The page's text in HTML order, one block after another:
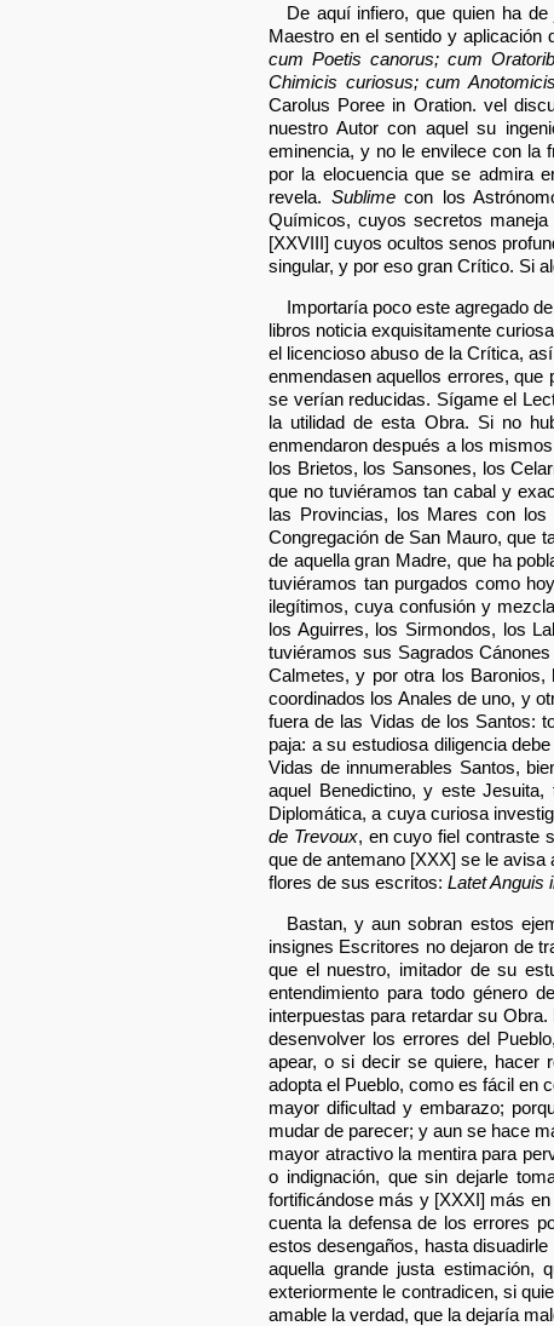
De aquí infiero, que quien ha
Maestro en el sentido y
cum Poetis canorus; cum
Chimicis curiosus; cum
Carolus Poree in Oration. vel
nuestro Autor con aquel su
eminencia, y no le envilece con la
por la elocuencia que se admira
revela. Sublimecon los
Químicos, cuyos secretos maneja
[XXVIII] cuyos ocultos senos
singular, y por eso gran Crítico. Si
Importaría poco este agregado
libros noticia exquisitamente
el licencioso abuso de la Crítica,
enmendasen aquellos errores,
se verían reducidas. Sígame el
la utilidad de esta Obra. Si no
enmendaron después a los
los Brietos, los Sansones, los
que no tuviéramos tan cabal y
las Provincias, los Mares con
Congregación de San Mauro, que
de aquella gran Madre, que ha
tuviéramos tan purgados como
ilegítimos, cuya confusión y
los Aguirres, los Sirmondos, los
tuviéramos sus Sagrados
Calmetes, y por otra los
coordinados los Anales de uno, y
fuera de las Vidas de los Santos:
paja: a su estudiosa diligencia
Vidas de innumerables Santos,
aquel Benedictino, y este
Diplomática, a cuya curiosa
de Trevoux, en cuyo fiel contraste
que de antemano [XXX] se le
flores de sus escritos: Latet Anguis
Bastan, y aun sobran estos
insignes Escritores no dejaron de
que el nuestro, imitador de su
entendimiento para todo género
interpuestas para retardar su
desenvolver los errores del
apear, o si decir se quiere, hacer
adopta el Pueblo, como es fácil en
mayor dificultad y embarazo;
mudar de parecer; y aun se hace
mayor atractivo la mentira para
o indignación, que sin dejarle
fortificándose más y [XXXI] más
cuenta la defensa de los errores
estos desengaños, hasta
aquella grande justa
exteriormente le contradicen, si
amable la verdad, que la dejaría